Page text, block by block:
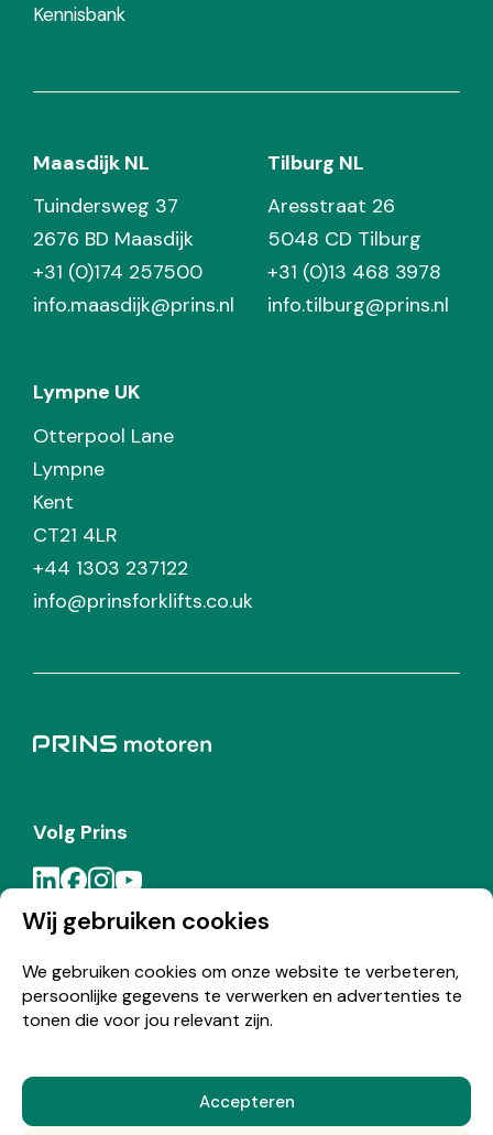
Wij gebruiken cookies
We gebruiken cookies om onze website te verbeteren,
persoonlijke gegevens te verwerken en advertenties te
tonen die voor jou relevant zijn.
Accepteren
Kennisbank
Maasdijk NL
Tuindersweg 37
2676 BD Maasdijk
+31 (0)174 257500
info.maasdijk@prins.nl
Tilburg NL
Aresstraat 26
5048 CD Tilburg
+31 (0)13 468 3978
info.tilburg@prins.nl
Lympne UK
Otterpool Lane
Lympne
Kent
CT21 4LR
+44 1303 237122
info@prinsforklifts.co.uk
Volg Prins
Meld je aan voor de Prins nieuwsbrief
© Copyright 2026 Prins